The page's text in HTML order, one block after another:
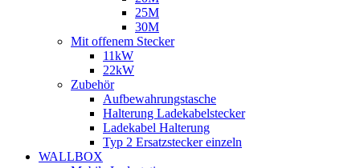
25M
30M
Mit offenem Stecker
11kW
22kW
Zubehör
Aufbewahrungstasche
Halterung Ladekabelstecker
Ladekabel Halterung
Typ 2 Ersatzstecker einzeln
WALLBOX